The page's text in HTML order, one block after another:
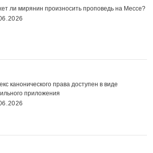
ли мирянин произносить проповедь на Мессе?
канонического права доступен в виде
приложения